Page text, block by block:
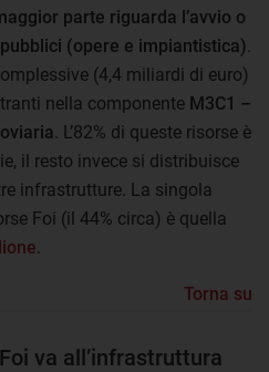
parte riguarda l’avvio o
(opere e impiantistica)
(4,4 miliardi di euro)
nella componente M3C1 –
. L’82% di queste risorse è
il resto invece si distribuisce
infrastrutture. La singola
Foi (il 44% circa) è quella
Torna su
va all’infrastruttura